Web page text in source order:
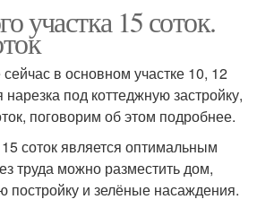
участка 15 соток.
в основном участке 10, 12
под коттеджную застройку,
поговорим об этом подробнее.
соток является оптимальным
труда можно разместить дом,
постройку и зелёные насаждения.